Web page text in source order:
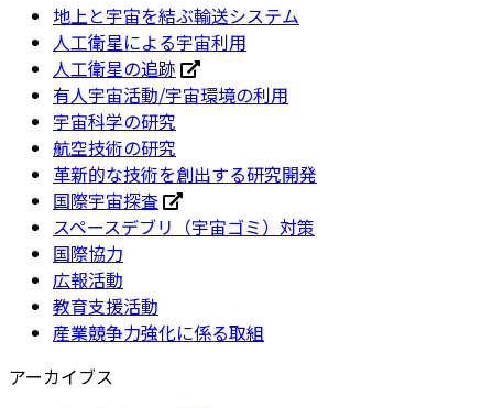
地上と宇宙を結ぶ輸送システム
人工衛星による宇宙利用
人工衛星の追跡
有人宇宙活動/宇宙環境の利用
宇宙科学の研究
航空技術の研究
革新的な技術を創出する研究開発
国際宇宙探査
スペースデブリ（宇宙ゴミ）対策
国際協力
広報活動
教育支援活動
産業競争力強化に係る取組
アーカイブス